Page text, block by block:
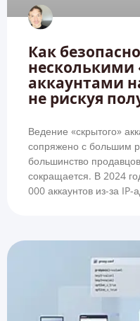
Как
аккаунтами
не рискуя
Ведение «скрытого»
сопряжено с большим
большинство
сокращается. В 2024
000 аккаунтов из-за IP-